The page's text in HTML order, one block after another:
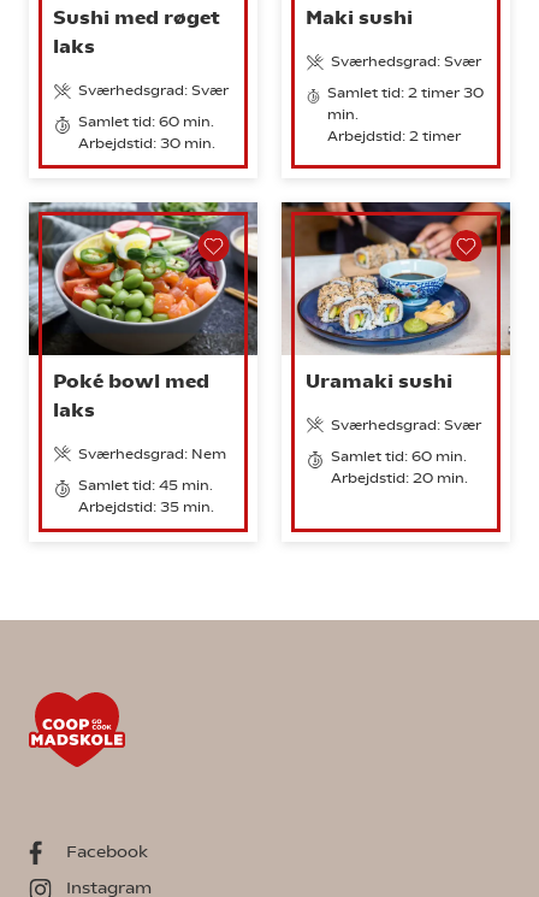
Sushi med røget
laks
Sværhedsgrad: Svær
Samlet tid: 60 min.
Arbejdstid: 30 min.
Maki sushi
Sværhedsgrad: Svær
Samlet tid: 2 timer 30
min.
Arbejdstid: 2 timer
Poké bowl med
laks
Sværhedsgrad: Nem
Samlet tid: 45 min.
Arbejdstid: 35 min.
Uramaki sushi
Sværhedsgrad: Svær
Samlet tid: 60 min.
Arbejdstid: 20 min.
Facebook
Instagram